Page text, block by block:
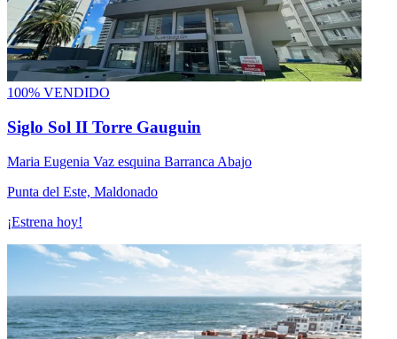
100% VENDIDO
Siglo Sol II Torre Gauguin
Maria Eugenia Vaz esquina Barranca Abajo
Punta del Este, Maldonado
¡Estrena hoy!